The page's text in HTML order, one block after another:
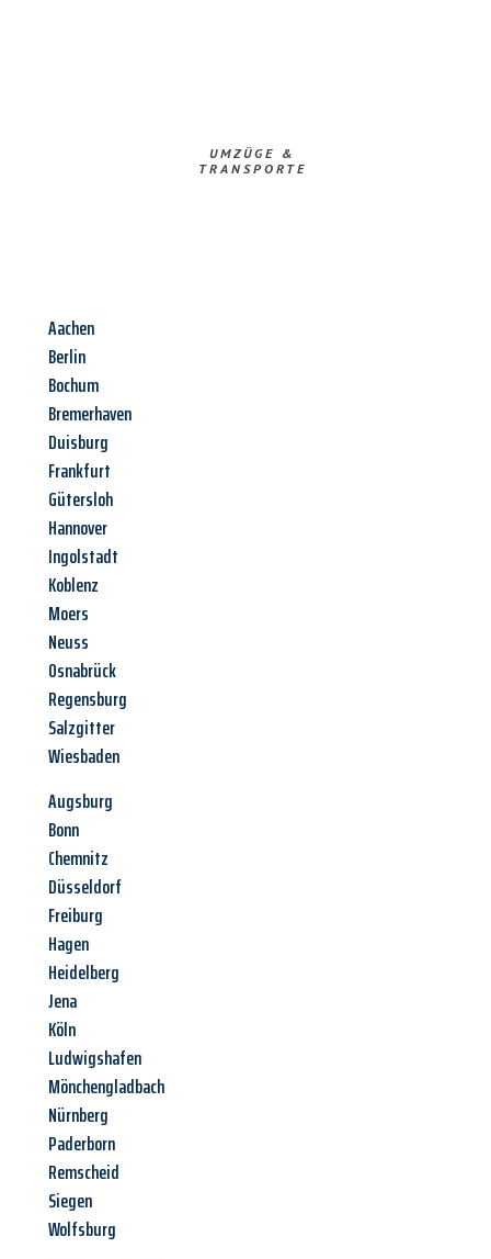
UMZÜGE &
TRANSPORTE
Aachen
Berlin
Bochum
Bremerhaven
Duisburg
Frankfurt
Gütersloh
Hannover
Ingolstadt
Koblenz
Moers
Neuss
Osnabrück
Regensburg
Salzgitter
Wiesbaden
Augsburg
Bonn
Chemnitz
Düsseldorf
Freiburg
Hagen
Heidelberg
Jena
Köln
Ludwigshafen
Mönchengladbach
Nürnberg
Paderborn
Remscheid
Siegen
Wolfsburg